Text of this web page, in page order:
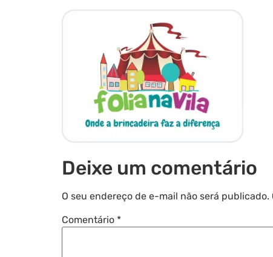
Deixe um comentário
O seu endereço de e-mail não será publicado.
Comentário *